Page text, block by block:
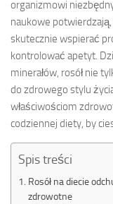
organizmowi
naukowe
skutecznie wspierać
kontrolować apetyt.
minerałów, rosół nie
do zdrowego stylu
właściwościom
codziennej diety, by
Spis treści
Rosół na diecie
zdrowotne